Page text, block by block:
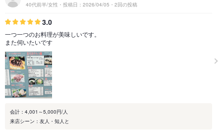
40代前半/女性・投稿日：2026/04/05・2回の投稿
3.0
一つ一つのお料理が美味しいです。
また伺いたいです
会計：4,001～5,000円/人
来店シーン：友人・知人と